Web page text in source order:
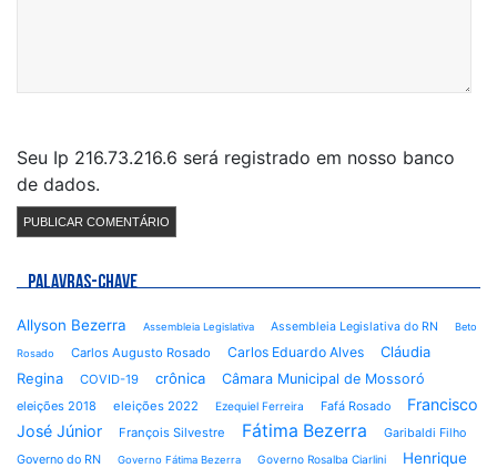
Seu Ip 216.73.216.6 será registrado em nosso banco
de dados.
PALAVRAS-CHAVE
Allyson Bezerra Assembleia Legislativa Assembleia Legislativa do RN Beto
Rosado Carlos Augusto Rosado Carlos Eduardo Alves
Cláudia
Regina
COVID-19 crônica Câmara Municipal de Mossoró
eleições 2018 eleições 2022 Ezequiel Ferreira Fafá Rosado
Francisco
José Júnior
François Silvestre Fátima Bezerra
Garibaldi Filho
Governo do RN
Governo Fátima Bezerra Governo Rosalba Ciarlini
Henrique